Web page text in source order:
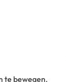
te bewegen.